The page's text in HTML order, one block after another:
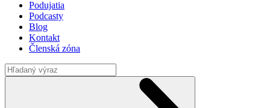
Podujatia
Podcasty
Blog
Kontakt
Členská zóna